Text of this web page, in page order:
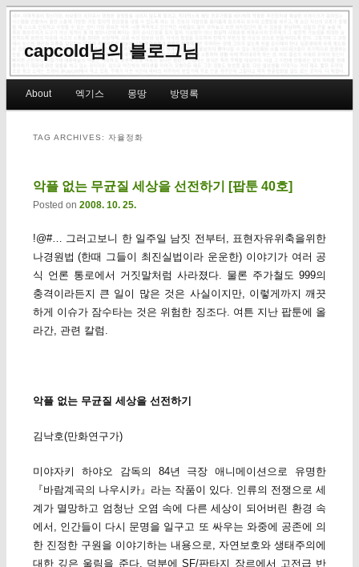
capcold님의 블로그님
Skip to primary content
Skip to secondary content
About 엑기스 몽땅 방명록
TAG ARCHIVES: 자율정화
악플 없는 무균질 세상을 선전하기 [팝툰 40호]
Posted on 2008. 10. 25.
!@#… 그러고보니 한 일주일 남짓 전부터, 표현자유위축을위한
나경원법 (한때 그들이 최진실법이라 운운한) 이야기가 여러 공
식 언론 통로에서 거짓말처럼 사라졌다. 물론 주가철도 999의
충격이라든지 큰 일이 많은 것은 사실이지만, 이렇게까지 깨끗
하게 이슈가 잠수타는 것은 위험한 징조다. 여튼 지난 팝툰에 올
라간, 관련 칼럼.
악플 없는 무균질 세상을 선전하기
김낙호(만화연구가)
미야자키 하야오 감독의 84년 극장 애니메이션으로 유명한
『바람계곡의 나우시카』라는 작품이 있다. 인류의 전쟁으로 세
계가 멸망하고 엄청난 오염 속에 다른 세상이 되어버린 환경 속
에서, 인간들이 다시 문명을 일구고 또 싸우는 와중에 공존에 의
한 진정한 구원을 이야기하는 내용으로, 자연보호와 생태주의에
대한 깊은 울림을 준다. 덕분에 SF/판타지 장르에서 고전급 반